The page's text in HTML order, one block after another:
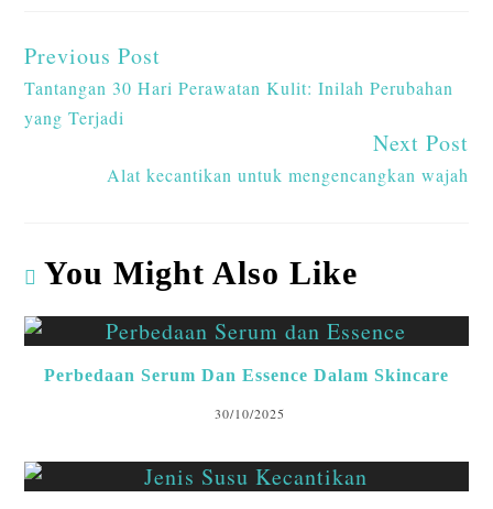
p k
Previous Post
Tantangan 30 Hari Perawatan Kulit: Inilah Perubahan
yang Terjadi
Next Post
Alat kecantikan untuk mengencangkan wajah
You Might Also Like
Perbedaan Serum Dan Essence Dalam Skincare
30/10/2025